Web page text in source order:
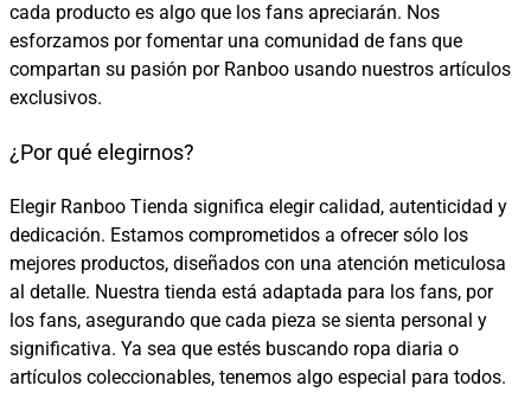
cada producto es algo que los fans apreciarán. Nos
esforzamos por fomentar una comunidad de fans que
compartan su pasión por Ranboo usando nuestros artículos
exclusivos.
¿Por qué elegirnos?
Elegir Ranboo Tienda significa elegir calidad, autenticidad y
dedicación. Estamos comprometidos a ofrecer sólo los
mejores productos, diseñados con una atención meticulosa
al detalle. Nuestra tienda está adaptada para los fans, por
los fans, asegurando que cada pieza se sienta personal y
significativa. Ya sea que estés buscando ropa diaria o
artículos coleccionables, tenemos algo especial para todos.